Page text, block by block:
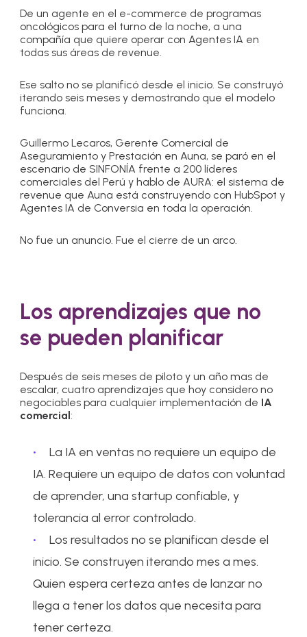
De un agente en el e-commerce de programas
oncológicos para el turno de la noche, a una
compañía que quiere operar con Agentes IA en
todas sus áreas de revenue.
Ese salto no se planificó desde el inicio. Se construyó
iterando seis meses y demostrando que el modelo
funciona.
Guillermo Lecaros, Gerente Comercial de
Aseguramiento y Prestación en Auna, se paró en el
escenario de SINFONÍA frente a 200 líderes
comerciales del Perú y hablo de AURA: el sistema de
revenue que Auna está construyendo con HubSpot y
Agentes IA de Conversia en toda la operación.
No fue un anuncio. Fue el cierre de un arco.
Los aprendizajes que no
se pueden planificar
Después de seis meses de piloto y un año mas de
escalar, cuatro aprendizajes que hoy considero no
negociables para cualquier implementación de IA
comercial:
La IA en ventas no requiere un equipo de
IA. Requiere un equipo de datos con voluntad
de aprender, una startup confiable, y
tolerancia al error controlado.
Los resultados no se planifican desde el
inicio. Se construyen iterando mes a mes.
Quien espera certeza antes de lanzar no
llega a tener los datos que necesita para
tener certeza.